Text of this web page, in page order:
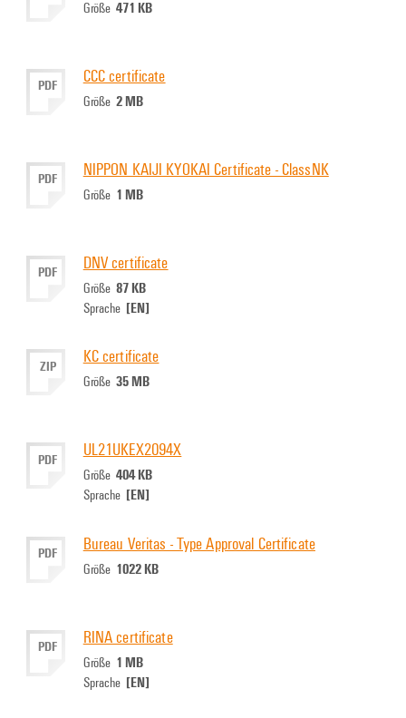
Größe 471 KB
PDF CCC certificate
Größe 2 MB
PDF NIPPON KAIJI KYOKAI Certificate - ClassNK
Größe 1 MB
PDF DNV certificate
Größe 87 KB
Sprache [EN]
ZIP KC certificate
Größe 35 MB
PDF UL21UKEX2094X
Größe 404 KB
Sprache [EN]
PDF Bureau Veritas - Type Approval Certificate
Größe 1022 KB
PDF RINA certificate
Größe 1 MB
Sprache [EN]